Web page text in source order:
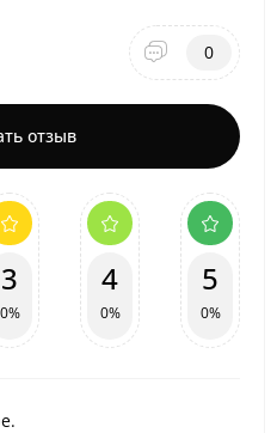
0
отзыв
3
0%
4
0%
5
0%